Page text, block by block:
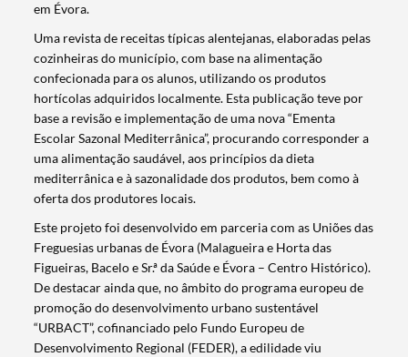
em Évora.
Uma revista de receitas típicas alentejanas, elaboradas pelas
cozinheiras do município, com base na alimentação
confecionada para os alunos, utilizando os produtos
hortícolas adquiridos localmente. Esta publicação teve por
base a revisão e implementação de uma nova “Ementa
Escolar Sazonal Mediterrânica”, procurando corresponder a
uma alimentação saudável, aos princípios da dieta
mediterrânica e à sazonalidade dos produtos, bem como à
oferta dos produtores locais.
Este projeto foi desenvolvido em parceria com as Uniões das
Freguesias urbanas de Évora (Malagueira e Horta das
Figueiras, Bacelo e Sr.ª da Saúde e Évora – Centro Histórico).
De destacar ainda que, no âmbito do programa europeu de
promoção do desenvolvimento urbano sustentável
“URBACT”, cofinanciado pelo Fundo Europeu de
Desenvolvimento Regional (FEDER), a edilidade viu